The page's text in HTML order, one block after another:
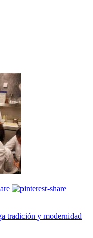
tradición y modernidad